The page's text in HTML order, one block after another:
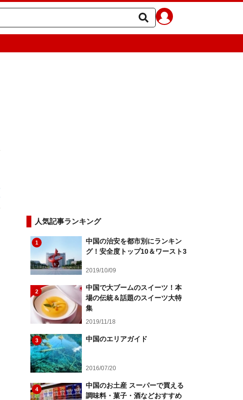
人気記事ランキング
1
中国の治安を都市別にランキン
グ！安全度トップ10＆ワースト3
2019/10/09
2
中国で大ブームのスイーツ！本
場の伝統＆話題のスイーツ大特
集
2019/11/18
3 中国のエリアガイド
2016/07/20
4
中国のお土産 スーパーで買える
調味料・菓子・酒などおすすめ